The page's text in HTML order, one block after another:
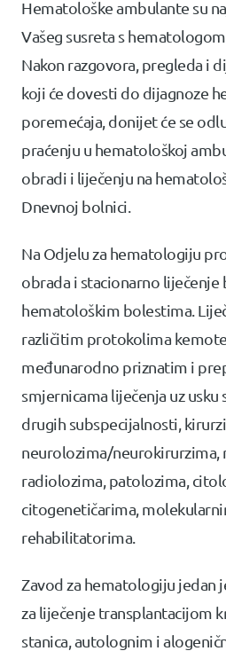
Hematološke ambulante su
Vašeg susreta s hematologom.
Nakon razgovora, pregleda i
koji će dovesti do dijagnoze
poremećaja, donijet će se
praćenju u hematološkoj
obradi i liječenju na
Dnevnoj bolnici.
Na Odjelu za hematologiju
obrada i stacionarno liječenje
hematološkim bolestima.
različitim protokolima
međunarodno priznatim i
smjernicama liječenja uz
drugih subspecijalnosti,
neurolozima/neurokirurzima,
radiolozima, patolozima,
citogenetičarima,
rehabilitatorima.
Zavod za hematologiju jedan
za liječenje transplantacijom
stanica, autolognim i